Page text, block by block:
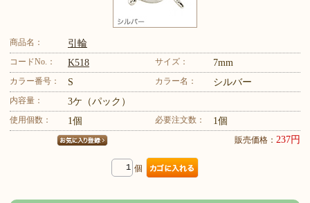
商品名： 引輪
コードNo.： K518 サイズ： 7mm
カラー番号： S カラー名： シルバー
内容量： 3ケ（パック）
使用個数： 1個 必要注文数： 1個
販売価格： 237円
個